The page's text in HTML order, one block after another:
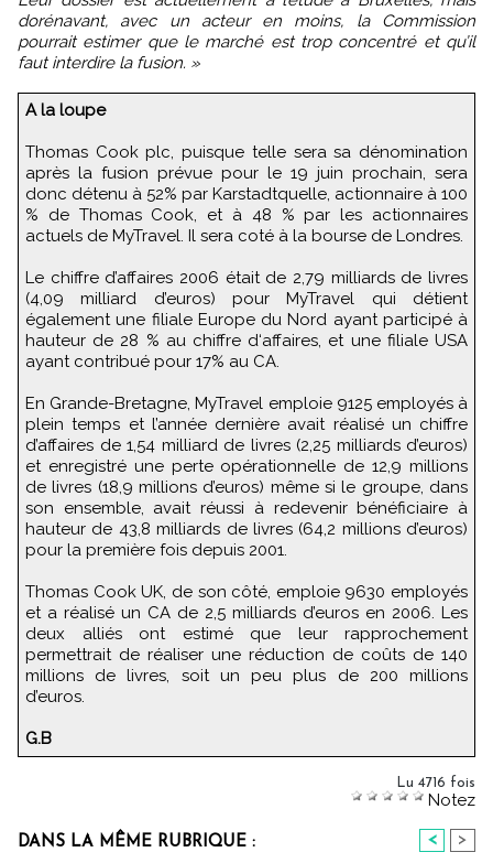
dorénavant, avec un acteur en moins, la Commission
pourrait estimer que le marché est trop concentré et qu’il
faut interdire la fusion. »
A la loupe
Thomas Cook plc, puisque telle sera sa dénomination
après la fusion prévue pour le 19 juin prochain, sera
donc détenu à 52% par Karstadtquelle, actionnaire à 100
% de Thomas Cook, et à 48 % par les actionnaires
actuels de MyTravel. Il sera coté à la bourse de Londres.
Le chiffre d’affaires 2006 était de 2,79 milliards de livres
(4,09 milliard d’euros) pour MyTravel qui détient
également une filiale Europe du Nord ayant participé à
hauteur de 28 % au chiffre d‘affaires, et une filiale USA
ayant contribué pour 17% au CA.
En Grande-Bretagne, MyTravel emploie 9125 employés à
plein temps et l’année dernière avait réalisé un chiffre
d’affaires de 1,54 milliard de livres (2,25 milliards d’euros)
et enregistré une perte opérationnelle de 12,9 millions
de livres (18,9 millions d’euros) même si le groupe, dans
son ensemble, avait réussi à redevenir bénéficiaire à
hauteur de 43,8 milliards de livres (64,2 millions d’euros)
pour la première fois depuis 2001.
Thomas Cook UK, de son côté, emploie 9630 employés
et a réalisé un CA de 2,5 milliards d’euros en 2006. Les
deux alliés ont estimé que leur rapprochement
permettrait de réaliser une réduction de coûts de 140
millions de livres, soit un peu plus de 200 millions
d’euros.
G.B
Lu 4716 fois
Notez
DANS LA MÊME RUBRIQUE : < >